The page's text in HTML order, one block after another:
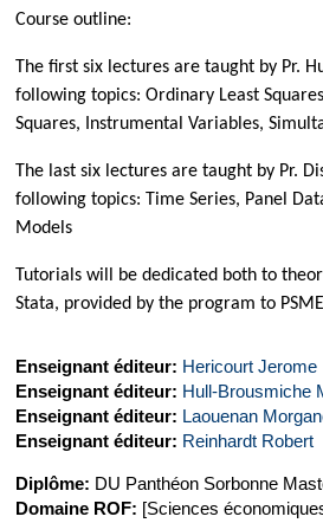
Course outline:
The first six lectures are taught by Pr.
following topics: Ordinary Least
Squares, Instrumental Variables,
The last six lectures are taught by Pr.
following topics: Time Series, Panel
Models
Tutorials will be dedicated both to
Stata, provided by the program to
Enseignant éditeur: Hericourt Jerome
Enseignant éditeur: Hull-Brousmiche
Enseignant éditeur: Laouenan
Enseignant éditeur: Reinhardt Robert
Diplôme: DU Panthéon Sorbonne
Domaine ROF: [Sciences